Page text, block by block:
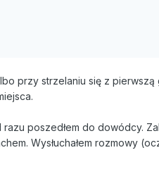
przy strzelaniu się z
poszedłem do dowódcy.
Wysłuchałem rozmowy